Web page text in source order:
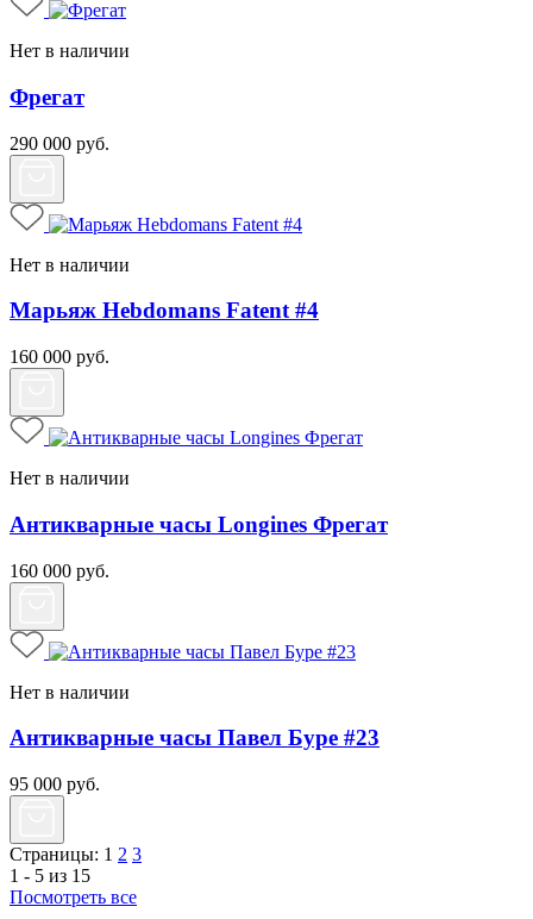
Нет в наличии
Фрегат
290 000 руб.
Нет в наличии
Марьяж Hebdomans Fatent #4
160 000 руб.
Нет в наличии
Антикварные часы Longines Фрегат
160 000 руб.
Нет в наличии
Антикварные часы Павел Буре #23
95 000 руб.
Страницы: 1 2 3
1 - 5 из 15
Посмотреть все